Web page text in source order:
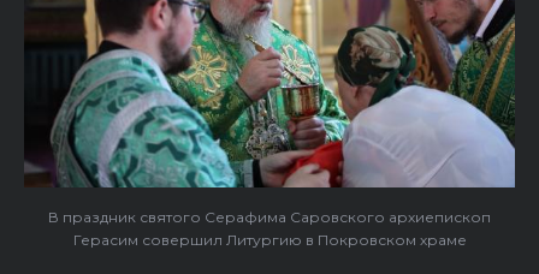
В праздник святого Серафима Саровского архиепископ
Герасим совершил Литургию в Покровском храме